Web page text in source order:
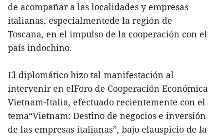
de acompañar a las localidades y empresas
italianas, especialmentede la región de
Toscana, en el impulso de la cooperación con el
país indochino.
El diplomático hizo tal manifestación al
intervenir en elForo de Cooperación Económica
Vietnam-Italia, efectuado recientemente con el
tema“Vietnam: Destino de negocios e inversión
de las empresas italianas”, bajo elauspicio de la